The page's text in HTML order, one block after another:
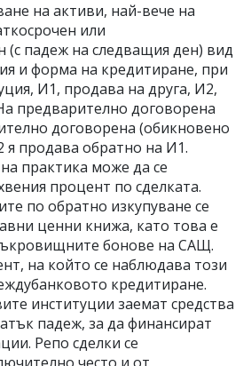
на активи, най-вече на
или
(с падеж на следващия ден) вид
и форма на кредитиране, при
И1, продава на друга, И2,
предварително договорена
договорена (обикновено
я продава обратно на И1.
практика може да се
процент по сделката.
по обратно изкупуване се
ценни книжа, като това е
бонове на САЩ.
на който се наблюдава този
кредитиране.
институции заемат средства
падеж, за да финансират
Репо сделки се